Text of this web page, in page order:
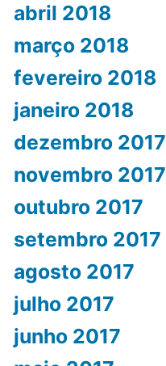
abril 2018
março 2018
fevereiro 2018
janeiro 2018
dezembro 2017
novembro 2017
outubro 2017
setembro 2017
agosto 2017
julho 2017
junho 2017